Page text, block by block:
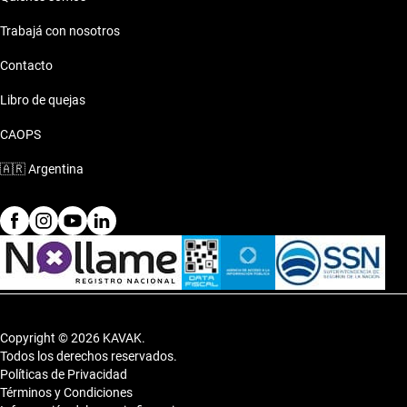
Trabajá con nosotros
Contacto
Libro de quejas
CAOPS
🇦🇷Argentina
Copyright © 2026 KAVAK.
Todos los derechos reservados.
Políticas de Privacidad
Términos y Condiciones